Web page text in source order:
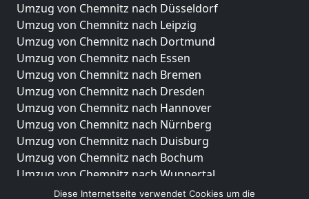
Umzug von Chemnitz nach Düsseldorf
Umzug von Chemnitz nach Leipzig
Umzug von Chemnitz nach Dortmund
Umzug von Chemnitz nach Essen
Umzug von Chemnitz nach Bremen
Umzug von Chemnitz nach Dresden
Umzug von Chemnitz nach Hannover
Umzug von Chemnitz nach Nürnberg
Umzug von Chemnitz nach Duisburg
Umzug von Chemnitz nach Bochum
Umzug von Chemnitz nach Wuppertal
Umzug von Chemnitz nach Bielefeld
Diese Internetseite verwendet Cookies um die